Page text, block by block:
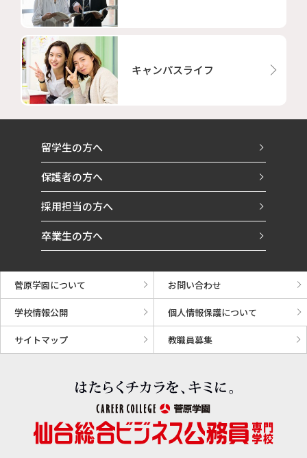
キャンパスライフ
留学生の方へ
保護者の方へ
採用担当の方へ
卒業生の方へ
菅原学園について お問い合わせ
学校情報公開 個人情報保護について
サイトマップ 教職員募集